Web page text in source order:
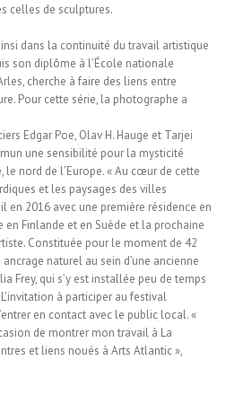
celles de sculptures.
dans la continuité du travail artistique
son diplôme à l’École nationale
cherche à faire des liens entre
Pour cette série, la photographe a
Edgar Poe, Olav H. Hauge et Tarjei
une sensibilité pour la mysticité
le nord de l’Europe. « Au cœur de cette
et les paysages des villes
en 2016 avec une première résidence en
en Finlande et en Suède et la prochaine
Constituée pour le moment de 42
naturel au sein d’une ancienne
Frey, qui s’y est installée peu de temps
à participer au festival
en contact avec le public local. «
de montrer mon travail à La
et liens noués à Arts Atlantic »,